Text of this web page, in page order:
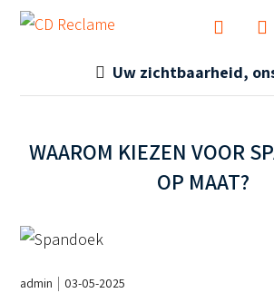
Uw zichtbaarheid,
WAAROM KIEZEN VOOR
OP MAAT?
03-05-2025
admin